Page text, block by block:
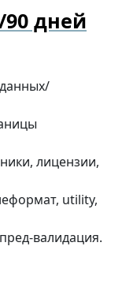
дней
лицензии,
utility,
валидация.